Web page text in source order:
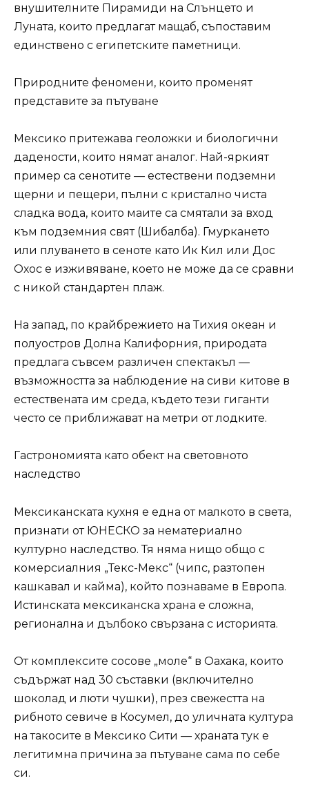
внушителните Пирамиди на Слънцето и
Луната, които предлагат мащаб, съпоставим
единствено с египетските паметници.
Природните феномени, които променят
представите за пътуване
Мексико притежава геоложки и биологични
дадености, които нямат аналог. Най-яркият
пример са сенотите — естествени подземни
щерни и пещери, пълни с кристално чиста
сладка вода, които маите са смятали за вход
към подземния свят (Шибалба). Гмуркането
или плуването в сеноте като Ик Кил или Дос
Охос е изживяване, което не може да се сравни
с никой стандартен плаж.
На запад, по крайбрежието на Тихия океан и
полуостров Долна Калифорния, природата
предлага съвсем различен спектакъл —
възможността за наблюдение на сиви китове в
естествената им среда, където тези гиганти
често се приближават на метри от лодките.
Гастрономията като обект на световното
наследство
Мексиканската кухня е една от малкото в света,
признати от ЮНЕСКО за нематериално
културно наследство. Тя няма нищо общо с
комерсиалния „Текс-Мекс“ (чипс, разтопен
кашкавал и кайма), който познаваме в Европа.
Истинската мексиканска храна е сложна,
регионална и дълбоко свързана с историята.
От комплексите сосове „моле“ в Оахака, които
съдържат над 30 съставки (включително
шоколад и люти чушки), през свежестта на
рибното севиче в Косумел, до уличната култура
на такосите в Мексико Сити — храната тук е
легитимна причина за пътуване сама по себе
си.